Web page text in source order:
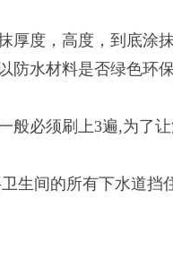
度，高度，到底涂抹
水材料是否绿色环保
必须刷上3遍,为了让
间的所有下水道挡住